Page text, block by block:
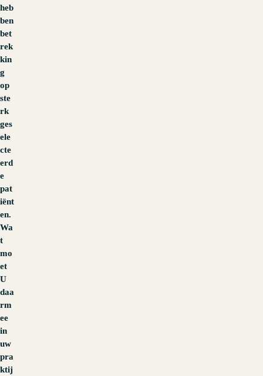
heb
ben
bet
rek
kin
g
op
ste
rk
ges
ele
cte
erd
e
pat
iënt
en.
Wa
t
mo
et
U
daa
rm
ee
in
uw
pra
ktij